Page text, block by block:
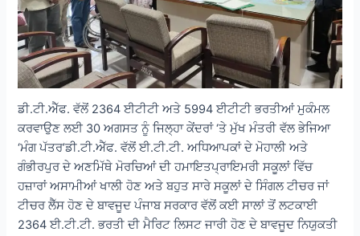
ਡੀ.ਟੀ.ਐੱਫ. ਵੱਲੋਂ 2364 ਈਟੀਟੀ ਅਤੇ 5994 ਈਟੀਟੀ ਭਰਤੀਆਂ ਮੁਕੰਮਲ
ਕਰਵਾਉਣ ਲਈ 30 ਅਗਸਤ ਨੂੰ ਜਿਲ੍ਹਾ ਕੇਂਦਰਾਂ ‘ਤੇ ਮੁੱਖ ਮੰਤਰੀ ਵੱਲ ਭੇਜਿਆ
‘ਮੰਗ ਪੱਤਰ’ਡੀ.ਟੀ.ਐੱਫ. ਵੱਲੋਂ ਈ.ਟੀ.ਟੀ. ਅਧਿਆਪਕਾਂ ਦੇ ਮੋਹਾਲੀ ਅਤੇ
ਗੰਭੀਰਪੁਰ ਦੇ ਅਣਮਿੱਥੇ ਮੋਰਚਿਆਂ ਦੀ ਹਮਾਇਤਪ੍ਰਾਇਮਰੀ ਸਕੂਲਾਂ ਵਿੱਚ
ਹਜ਼ਾਰਾਂ ਅਸਾਮੀਆਂ ਖਾਲੀ ਹੋਣ ਅਤੇ ਬਹੁਤ ਸਾਰੇ ਸਕੂਲਾਂ ਦੇ ਸਿੰਗਲ ਟੀਚਰ ਜਾਂ
ਟੀਚਰ ਲੈੱਸ ਹੋਣ ਦੇ ਬਾਵਜੂਦ ਪੰਜਾਬ ਸਰਕਾਰ ਵੱਲੋਂ ਕਈ ਸਾਲਾਂ ਤੋਂ ਲਟਕਾਈ
2364 ਈ.ਟੀ.ਟੀ. ਭਰਤੀ ਦੀ ਮੈਰਿਟ ਲਿਸਟ ਜਾਰੀ ਹੋਣ ਦੇ ਬਾਵਜੂਦ ਨਿਯੁਕਤੀ